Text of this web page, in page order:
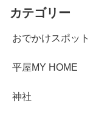
カテゴリー
おでかけスポット
平屋MY HOME
神社